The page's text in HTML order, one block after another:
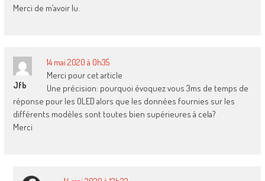
Merci de m’avoir lu.
Jfb
14 mai 2020 à 0h35
Merci pour cet article
Une précision: pourquoi évoquez vous 3ms de temps de
réponse pour les OLED alors que les données fournies sur les
différents modèles sont toutes bien supérieures à cela?
Merci